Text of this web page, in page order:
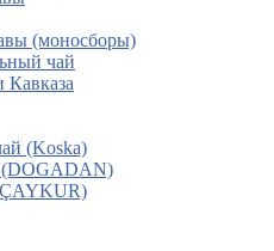
(моносборы)
чай
Кавказа
(Koska)
(DOGADAN)